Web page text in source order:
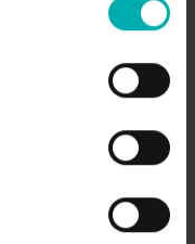
som biopsier,